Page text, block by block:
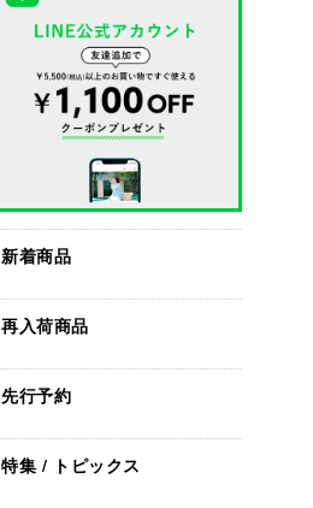
新着商品
再入荷商品
先行予約
特集 / トピックス